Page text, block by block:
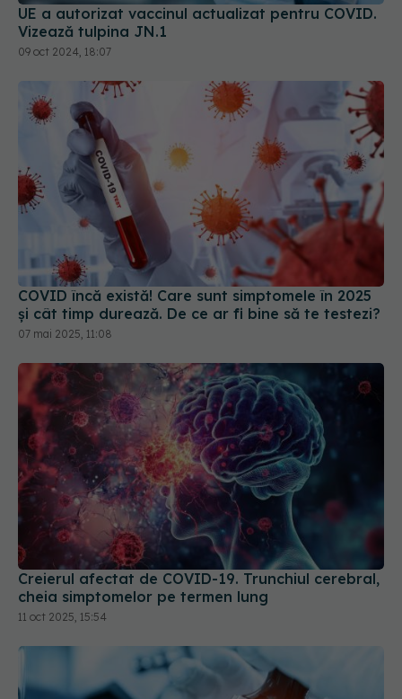
09 oct 2024, 18:07
COVID încă există! Care sunt simptomele în 2025
și cât timp durează. De ce ar fi bine să te testezi?
07 mai 2025, 11:08
Creierul afectat de COVID-19. Trunchiul cerebral,
cheia simptomelor pe termen lung
11 oct 2025, 15:54